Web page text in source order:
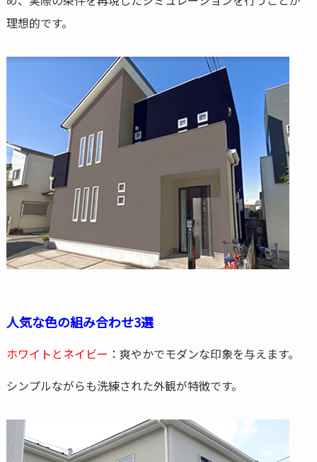
理想的です。
人気な色の組み合わせ3選
ホワイトとネイビー ：爽やかでモダンな印象を与えます。
シンプルながらも洗練された外観が特徴です。